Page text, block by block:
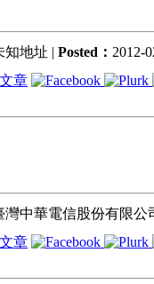
知地址 | Posted： 2012-
灣中華電信股份有限公